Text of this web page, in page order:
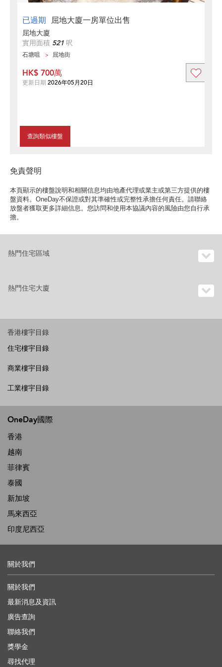
已過期 屈地大廈一房單位出售
屈地大廈
實用面積 521 呎
石塘咀 屈地街
查詢類似樓盤
HK$ 700萬
更新日期 2026年05月20日
免責聲明
本頁顯示的樓盤說明和相關信息均由地產代理或業主或第三方提供的樓
盤資料。OneDay不保證或對其準確性或完整性承擔任何責任。請聯絡
放盤者獲取更多詳細信息。您訪問和使用本協議內容的風險由您自行承
擔。
熱門住宅區域
熱門住宅大廈
香港樓宇目錄
住宅樓宇目錄
商業樓宇目錄
工業樓宇目錄
OneDay國際
香港
越南
菲律賓
泰國
新加坡
馬來西亞
印度尼西亞
關於我們
關於我們
最新消息及資訊
廣告查詢
聯絡我們
獎學金
尋找代理